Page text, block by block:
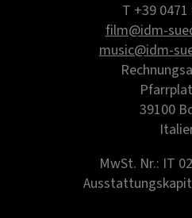
T +39
film@idm-
music@idm-
39100
MwSt. Nr.: IT